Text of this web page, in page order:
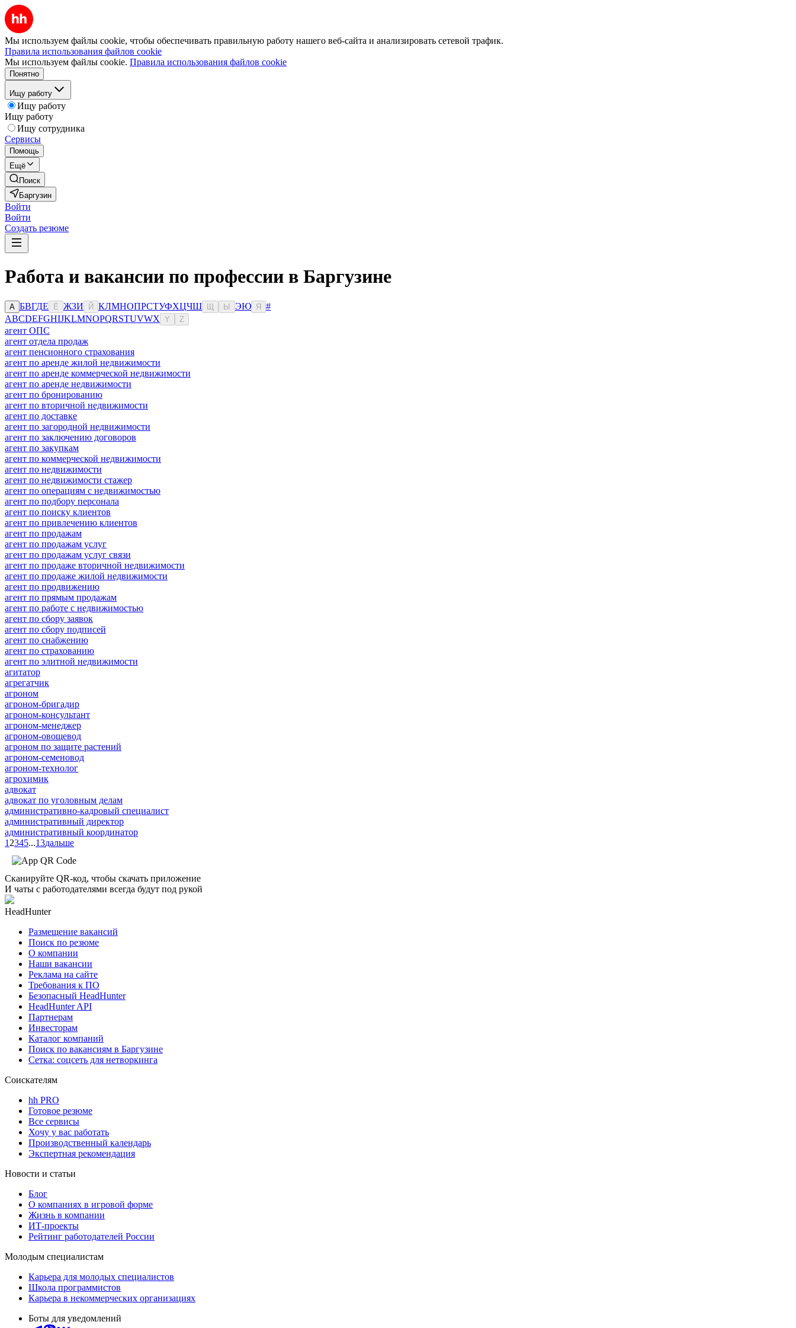
Мы используем файлы cookie, чтобы обеспечивать правильную работу нашего веб-сайта и анализировать сетевой трафик.
Правила использования файлов cookie
Мы используем файлы cookie. Правила использования файлов cookie
Понятно
Ищу работу
Ищу работу
Ищу работу
Ищу сотрудника
Сервисы
Помощь
Ещё
Поиск
Баргузин
Войти
Войти
Создать резюме
Работа и вакансии по профессии в Баргузине
А БВГДЕ Ё ЖЗИ Й КЛМНОПРСТУФХЦЧШ Ы ЭЮ Я
#
ABCDEFGHIJKLMNOPQRSTUVWX Y Z
агент ОПС
агент отдела продаж
агент пенсионного страхования
агент по аренде жилой недвижимости
агент по аренде коммерческой недвижимости
агент по аренде недвижимости
агент по бронированию
агент по вторичной недвижимости
агент по доставке
агент по загородной недвижимости
агент по заключению договоров
агент по закупкам
агент по коммерческой недвижимости
агент по недвижимости
агент по недвижимости стажер
агент по операциям с недвижимостью
агент по подбору персонала
агент по поиску клиентов
агент по привлечению клиентов
агент по продажам
агент по продажам услуг
агент по продажам услуг связи
агент по продаже вторичной недвижимости
агент по продаже жилой недвижимости
агент по продвижению
агент по прямым продажам
агент по работе с недвижимостью
агент по сбору заявок
агент по сбору подписей
агент по снабжению
агент по страхованию
агент по элитной недвижимости
агитатор
агрегатчик
агроном
агроном-бригадир
агроном-консультант
агроном-менеджер
агроном-овощевод
агроном по защите растений
агроном-семеновод
агроном-технолог
агрохимик
адвокат
адвокат по уголовным делам
административно-кадровый специалист
административный директор
административный координатор
1 2345...13дальше
Сканируйте QR-код, чтобы скачать приложение
И чаты с работодателями всегда будут под рукой
HeadHunter
Размещение вакансий
Поиск по резюме
О компании
Наши вакансии
Реклама на сайте
Требования к ПО
Безопасный HeadHunter
HeadHunter API
Партнерам
Инвесторам
Каталог компаний
Поиск по вакансиям в Баргузине
Сетка: соцсеть для нетворкинга
Соискателям
hh PRO
Готовое резюме
Все сервисы
Хочу у вас работать
Производственный календарь
Экспертная рекомендация
Новости и статьи
Блог
О компаниях в игровой форме
Жизнь в компании
ИТ-проекты
Рейтинг работодателей России
Молодым специалистам
Карьера для молодых специалистов
Школа программистов
Карьера в некоммерческих организациях
Боты для уведомлений